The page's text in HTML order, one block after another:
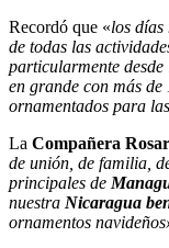
Recordó que «los días
de todas las
particularmente
en grande con más
ornamentados para
La Compañera
de unión, de familia,
principales de
nuestra Nicaragua
ornamentos